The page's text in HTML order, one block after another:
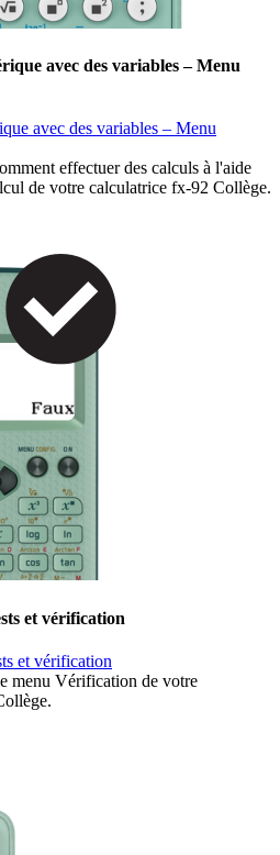
avec des variables – Menu
avec des variables – Menu
effectuer des calculs à l'aide
de votre calculatrice fx-92 Collège.
et vérification
et vérification
menu Vérification de votre